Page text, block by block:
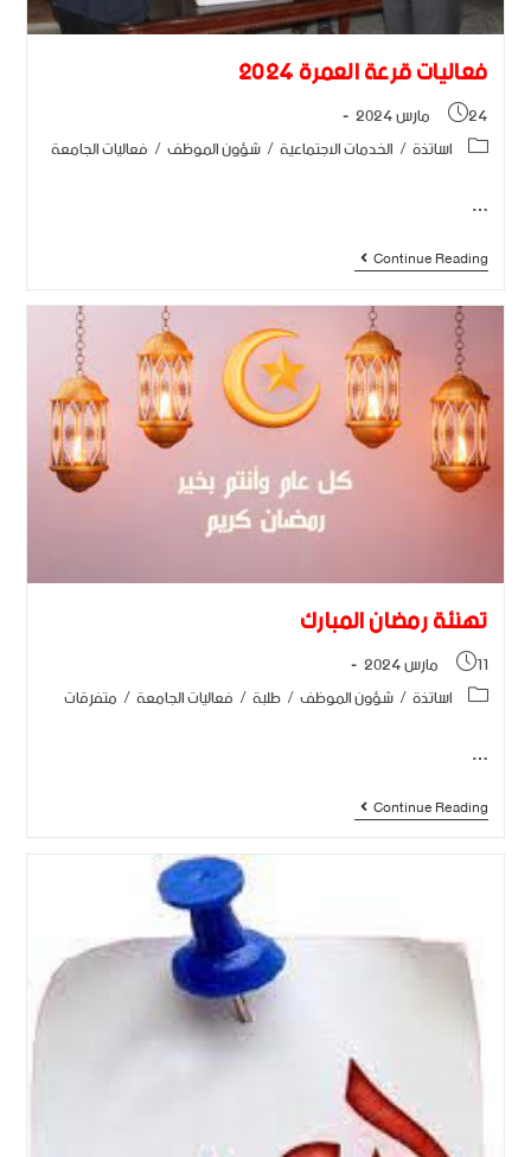
فعاليات قرعة العمرة 2024
24 مارس 2024
اساتذة/ الخدمات الاجتماعية/شؤون الموظف/ فعاليات الجامعة
…
Continue Reading
تهنئة رمضان المبارك
11 مارس 2024
اساتذة/شؤون الموظف/طلبة/ فعاليات الجامعة/ متفرقات
…
Continue Reading